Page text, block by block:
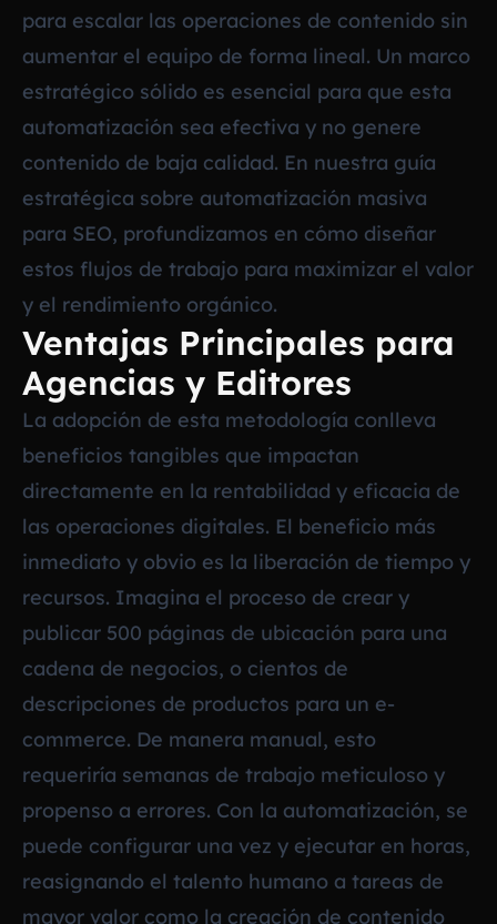
para escalar las operaciones de contenido sin
aumentar el equipo de forma lineal. Un marco
estratégico sólido es esencial para que esta
automatización sea efectiva y no genere
contenido de baja calidad. En nuestra guía
estratégica sobre automatización masiva
para SEO, profundizamos en cómo diseñar
estos flujos de trabajo para maximizar el valor
y el rendimiento orgánico.
Ventajas Principales para
Agencias y Editores
La adopción de esta metodología conlleva
beneficios tangibles que impactan
directamente en la rentabilidad y eficacia de
las operaciones digitales. El beneficio más
inmediato y obvio es la liberación de tiempo y
recursos. Imagina el proceso de crear y
publicar 500 páginas de ubicación para una
cadena de negocios, o cientos de
descripciones de productos para un e-
commerce. De manera manual, esto
requeriría semanas de trabajo meticuloso y
propenso a errores. Con la automatización, se
puede configurar una vez y ejecutar en horas,
reasignando el talento humano a tareas de
mayor valor como la creación de contenido